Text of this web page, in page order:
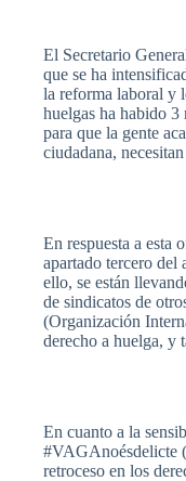
El Secretario
que se ha
la reforma laboral y
huelgas ha habido 3
para que la gente
ciudadana, necesitan
En respuesta a esta
apartado tercero del
ello, se están
de sindicatos de
(Organización
derecho a huelga, y
En cuanto a la
#VAGAnoésdelicte
retroceso en los